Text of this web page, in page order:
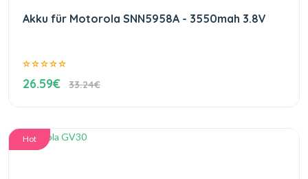
Akku für Motorola SNN5958A - 3550mah 3.8V
26.59€ 33.24€
Hot